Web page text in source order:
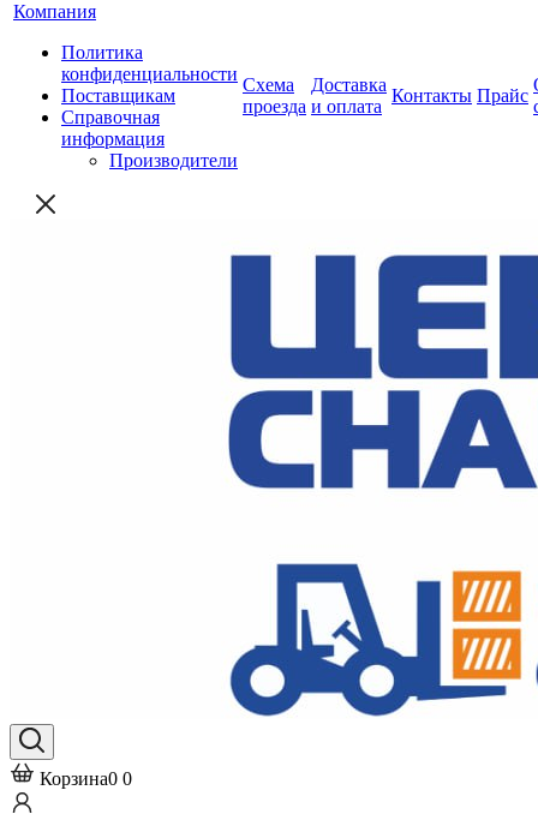
Компания
Политика
конфиденциальности
Поставщикам
Справочная
информация
Производители
Схема
проезда
Доставка
и оплата
Контакты Прайс
Корзина0 0